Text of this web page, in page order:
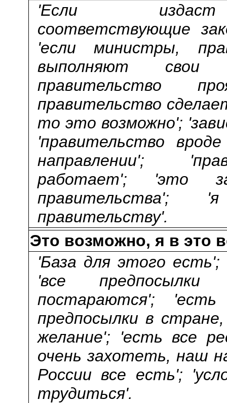
'Если издаст
соответствующие
'если министры,
выполняют свои
правительство
правительство
то это возможно';
'правительство
направлении';
работает'; 'это
правительства';
правительству'.
Это возможно, я в это
'База для этого
'все
постараются';
предпосылки в
желание'; 'есть все
очень захотеть, наш
России все есть';
трудиться'.